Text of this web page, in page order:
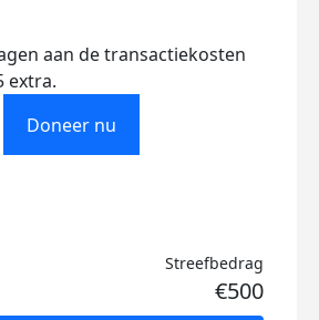
aan de transactiekosten
extra.
Doneer nu
Streefbedrag
€500